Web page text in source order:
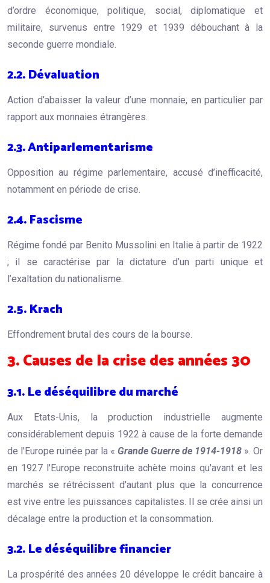
d’ordre économique, politique, social, diplomatique et
militaire, survenus entre 1929 et 1939 débouchant à la
seconde guerre mondiale.
2.2. Dévaluation
Action d’abaisser la valeur d’une monnaie, en particulier par
rapport aux monnaies étrangères.
2.3. Antiparlementarisme
Opposition au régime parlementaire, accusé d’inefficacité,
notamment en période de crise.
2.4. Fascisme
Régime fondé par Benito Mussolini en Italie à partir de 1922
; il se caractérise par la dictature d’un parti unique et
l’exaltation du nationalisme.
2.5. Krach
Effondrement brutal des cours de la bourse.
3. Causes de la crise des années 30
3.1. Le déséquilibre du marché
Aux Etats-Unis, la production industrielle augmente
considérablement depuis 1922 à cause de la forte demande
de l'Europe ruinée par la « Grande Guerre de 1914-1918 ». Or
en 1927 l'Europe reconstruite achète moins qu'avant et les
marchés se rétrécissent d'autant plus que la concurrence
est vive entre les puissances capitalistes. Il se crée ainsi un
décalage entre la production et la consommation.
3.2. Le déséquilibre financier
La prospérité des années 20 développe le crédit bancaire à